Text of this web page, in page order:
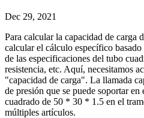
Dec 29, 2021
Para calcular la capacidad de carga
calcular el cálculo específico
de las especificaciones del tubo
resistencia, etc. Aquí, necesitamos
"capacidad de carga". La llamada
de presión que se puede soportar
cuadrado de 50 * 30 * 1.5 en el
múltiples artículos.